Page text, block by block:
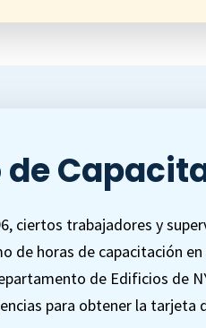
de
ciertos trabajadores y
de horas de capacitación
de Edificios de
para obtener la